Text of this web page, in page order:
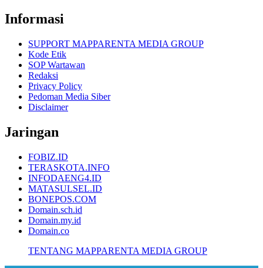
Informasi
SUPPORT MAPPARENTA MEDIA GROUP
Kode Etik
SOP Wartawan
Redaksi
Privacy Policy
Pedoman Media Siber
Disclaimer
Jaringan
FOBIZ.ID
TERASKOTA.INFO
INFODAENG4.ID
MATASULSEL.ID
BONEPOS.COM
Domain.sch.id
Domain.my.id
Domain.co
TENTANG MAPPARENTA MEDIA GROUP